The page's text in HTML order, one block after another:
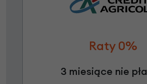
Raty 0%
3 miesiące nie